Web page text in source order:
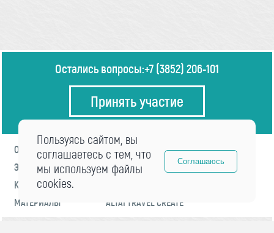
Остались вопросы:+7 (3852) 206-101
Принять участие
О ФОРУМЕ
ПРОГРАММА
ЭКСПЕРТЫ
НОВОСТИ
КОНТАКТЫ
МАТЕРИАЛЫ
ALTAI TRAVEL CREATE
Пользуясь сайтом, вы
соглашаетесь с тем, что
мы используем файлы
cookies.
Соглашаюсь